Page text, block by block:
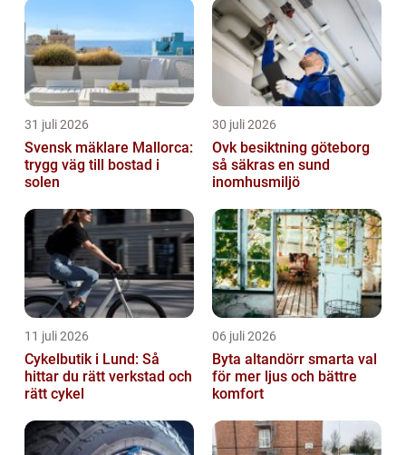
31 juli 2026
Svensk mäklare Mallorca:
trygg väg till bostad i
solen
30 juli 2026
Ovk besiktning göteborg
så säkras en sund
inomhusmiljö
11 juli 2026
Cykelbutik i Lund: Så
hittar du rätt verkstad och
rätt cykel
06 juli 2026
Byta altandörr smarta val
för mer ljus och bättre
komfort